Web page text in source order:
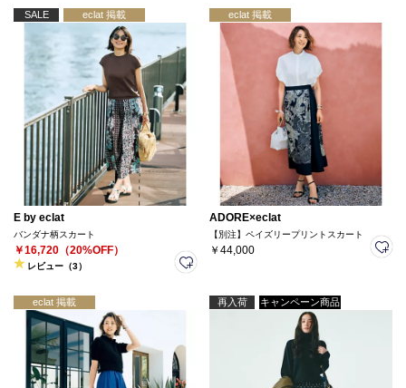
SALE eclat 掲載
E by eclat
バンダナ柄スカート
￥16,720（20%OFF）
レビュー（3）
eclat 掲載
ADORE×eclat
【別注】ペイズリープリントスカート
￥44,000
eclat 掲載 再入荷 キャンペーン商品